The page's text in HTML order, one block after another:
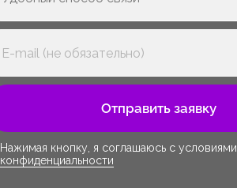
Отправить заявку
Нажимая кнопку, я соглашаюсь с условиями
конфиденциальности